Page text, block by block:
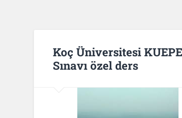
Koç Üniversitesi KUEPE
Sınavı özel ders